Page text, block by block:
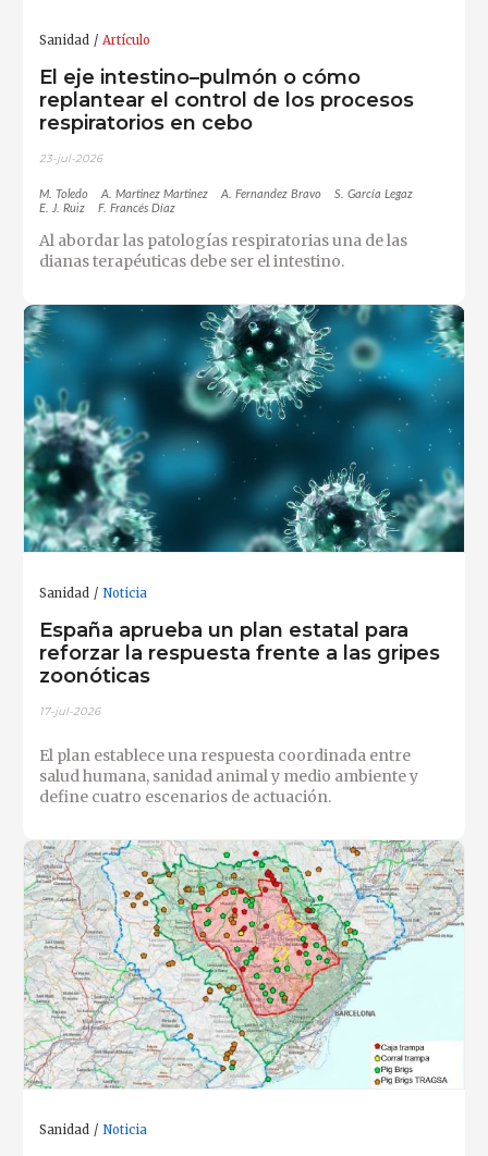
Sanidad Artículo
El eje intestino–pulmón o cómo
replantear el control de los procesos
respiratorios en cebo
23-jul-2026
M. Toledo A. Martinez Martinez A. Fernandez Bravo
S. García Legaz
E. J. Ruiz
F. Francés Díaz
Al abordar las patologías respiratorias una de las
dianas terapéuticas debe ser el intestino.
Sanidad Noticia
España aprueba un plan estatal para
reforzar la respuesta frente a las gripes
zoonóticas
17-jul-2026
El plan establece una respuesta coordinada entre
salud humana, sanidad animal y medio ambiente y
define cuatro escenarios de actuación.
Sanidad Noticia